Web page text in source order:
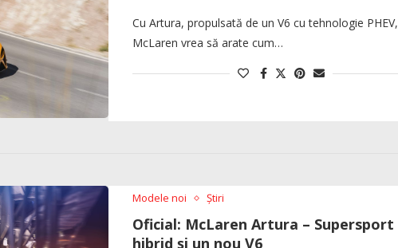
Cu Artura, propulsată de un V6 cu tehnologie PHEV,
McLaren vrea să arate cum…
Modele noi Știri
Oficial: McLaren Artura – Supersport
hibrid și un nou V6